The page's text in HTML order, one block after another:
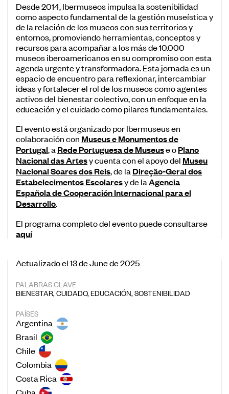
Actualizado el 13 de June de 2025
PALABRAS CLAVE
BIENESTAR,CUIDADO, EDUCACIÓN,SOSTENIBILIDAD
PAÍSES
Argentina
Brasil
Chile
Colombia
Costa Rica
Desde 2014, Ibermuseos impulsa la sostenibilidad
como aspecto fundamental de la gestión museística y
de la relación de los museos con sus territorios y
entornos, promoviendo herramientas, conceptos y
recursos para acompañar a los más de 10.000
museos iberoamericanos en su compromiso con esta
agenda urgente y transformadora. Esta jornada es un
espacio de encuentro para reflexionar, intercambiar
ideas y fortalecer el rol de los museos como agentes
activos del bienestar colectivo, con un enfoque en la
educación y el cuidado como pilares fundamentales.
El evento está organizado por Ibermuseus en
colaboración con Museus e Monumentos de
Portugal, a Rede Portuguesa de Museuse oPlano
Nacional das Artesy cuenta con el apoyo del Museu
Nacional Soares dos Reis, de la Direção-Geral dos
Estabelecimentos Escolaresy de laAgencia
Española de Cooperación Internacional para el
Desarrollo.
El programa completo del evento puede consultarse
aquí